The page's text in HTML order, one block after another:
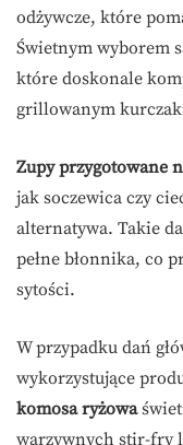
odżywcze, które
Świetnym wyborem
które doskonale
grillowanym
Zupy przygotowane
jak soczewica czy
alternatywa. Takie
pełne błonnika, co
sytości.
W przypadku dań
wykorzystujące
komosa ryżowa
warzywnych stir-fry